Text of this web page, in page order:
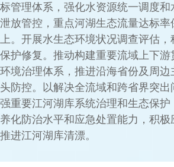
标管理体系，强化水资源统一调度
泄放管控，重点河湖生态流量达标率
上。开展水生态环境状况调查评估
保护修复。推动构建重要流域上下游
环境治理体系，推进沿海省份及周
头防控。以解决全流域和跨省界突出
强重要江河湖库系统治理和生态保
养化防治水平和应急处置能力，积极
推进江河湖库清漂。